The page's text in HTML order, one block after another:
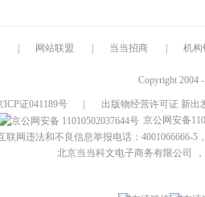
网站联盟 当当招商 机构
Copyright 2004
ICP证041189号
出版物经营许可证 新出
京公网安备
联网违法和不良信息举报电话：4001066666-5
北京当当科文电子商务有限公司